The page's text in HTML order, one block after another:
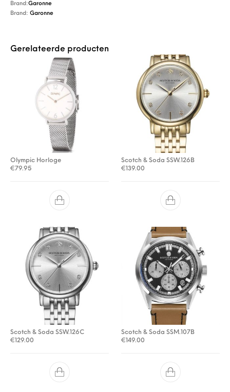
Brand:Garonne
Brand:Garonne
Gerelateerde producten
Olympic Horloge
€79.95
Scotch & Soda SSW.126B
€139.00
Scotch & Soda SSW.126C
€ 129.00
Scotch & Soda SSM.107B
€ 149.00